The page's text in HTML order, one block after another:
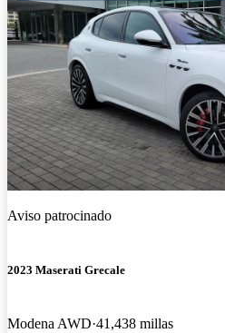
Aviso patrocinado
2023 Maserati Grecale
Modena AWD 41,438 millas